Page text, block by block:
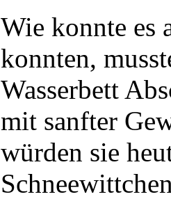
Wie konnte es
konnten,
Wasserbett
mit sanfter
würden sie